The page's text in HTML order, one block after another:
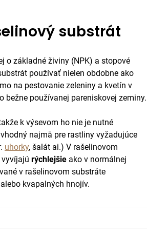
substrát
o základné živiny (NPK) a stopové
používať nielen obdobne ako
na pestovanie zeleniny a kvetín v
bežne používanej pareniskovej zeminy.
k výsevom ho nie je nutné
najmä pre rastliny vyžadujúce
uhorky, šalát ai.) V rašelinovom
rýchlejšie ako v normálnej
v rašelinovom substráte
kvapalných hnojív.